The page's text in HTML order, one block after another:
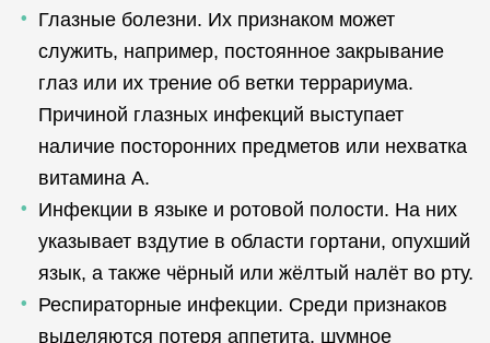
Глазные болезни. Их признаком может
служить, например, постоянное закрывание
глаз или их трение об ветки террариума.
Причиной глазных инфекций выступает
наличие посторонних предметов или нехватка
витамина A.
Инфекции в языке и ротовой полости. На них
указывает вздутие в области гортани, опухший
язык, а также чёрный или жёлтый налёт во рту.
Респираторные инфекции. Среди признаков
выделяются потеря аппетита, шумное